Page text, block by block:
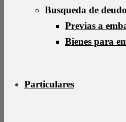
Busqueda de
Previas a
Bienes para
Particulares